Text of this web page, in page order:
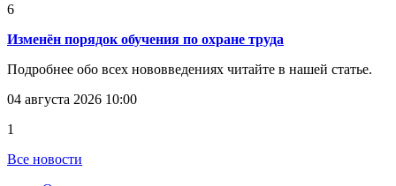
6
Изменён порядок обучения по охране труда
Подробнее обо всех нововведениях читайте в нашей статье.
04 августа 2026 10:00
1
Все новости